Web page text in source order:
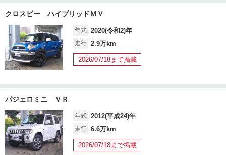
クロスビー ハイブリッドＭＶ
年式 2020(令和2)年
走行 2.9万km
2026/07/18まで掲載
パジェロミニ ＶＲ
年式 2012(平成24)年
走行 6.6万km
2026/07/18まで掲載